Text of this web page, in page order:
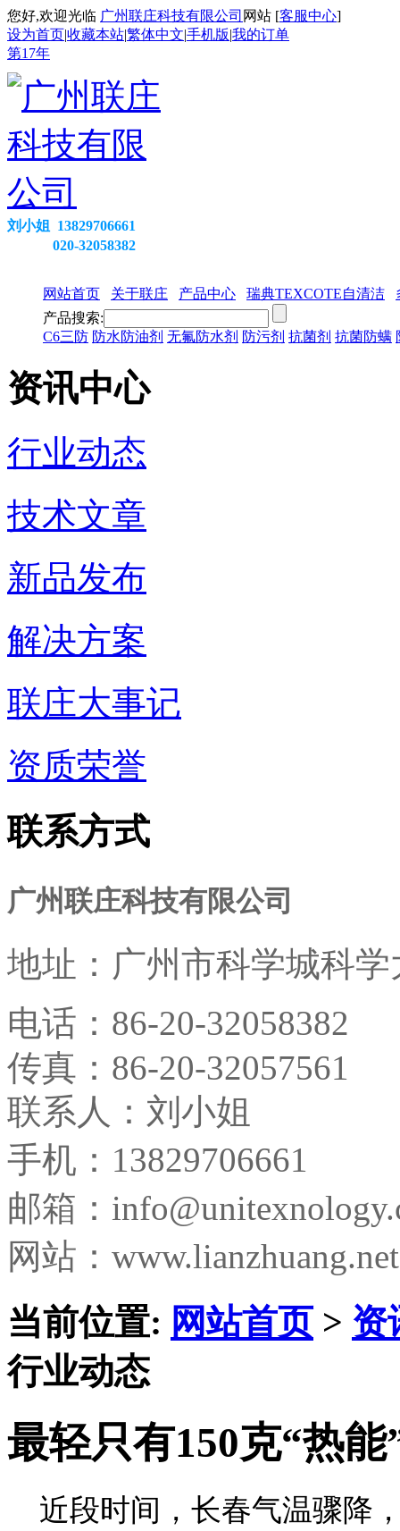
您好,欢迎光临 广州联庄科技有限公司 网站 [客服中心]
设为首页|收藏本站|繁体中文|手机版|我的订单
第17年
刘小姐 13829706661
020-32058382
网站首页 关于联庄 产品中心 瑞典TEXCOTE自清洁
产品搜索:
C6三防 防水防油剂 无氟防水剂 防污剂 抗菌剂 抗菌防螨
资讯中心
行业动态
技术文章
新品发布
解决方案
联庄大事记
资质荣誉
联系方式
广州联庄科技有限公司
地址： 广州市科学城科
电话： 86-20-32058382
传真： 86-20-32057561
联系人：刘小姐
手机：13829706661
邮箱：
网站：www.lianzhuang.net
当前位置: 网站首页> 资
行业动态
最轻只有150克“热能
近段时间，长春气温骤降